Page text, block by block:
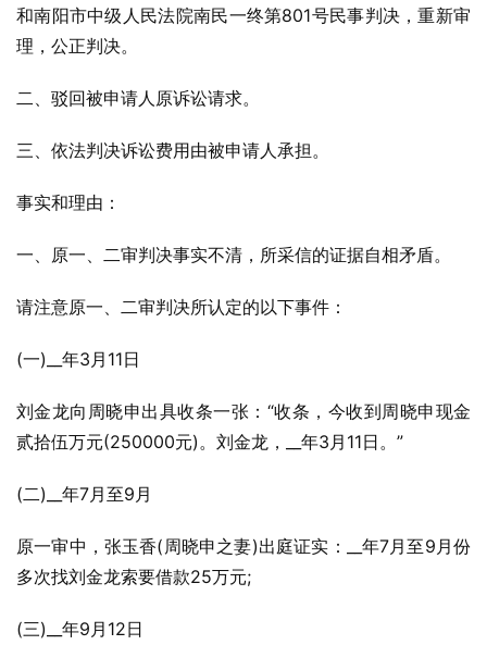
和南阳市中级人民法院南民一终第801号民事判决，重新审
理，公正判决。
二、驳回被申请人原诉讼请求。
三、依法判决诉讼费用由被申请人承担。
事实和理由：
一、原一、二审判决事实不清，所采信的证据自相矛盾。
请注意原一、二审判决所认定的以下事件：
(一)__年3月11日
刘金龙向周晓申出具收条一张：“收条，今收到周晓申现金
贰拾伍万元(250000元)。刘金龙，__年3月11日。”
(二)__年7月至9月
原一审中，张玉香(周晓申之妻)出庭证实：__年7月至9月份
多次找刘金龙索要借款25万元;
(三)__年9月12日